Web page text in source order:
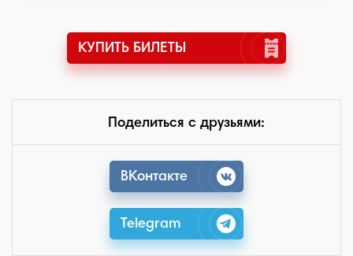
КУПИТЬ БИЛЕТЫ
Поделиться с друзьями:
ВКонтакте
Telegram